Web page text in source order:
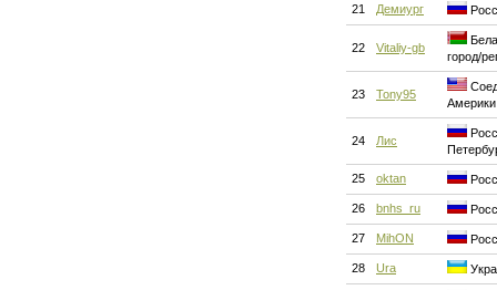
21 Демиург
22 Vitaliy-gb
город/
23 Tony95
24 Лис
25 oktan
26 bnhs_ru
27 MihON
28 Ura